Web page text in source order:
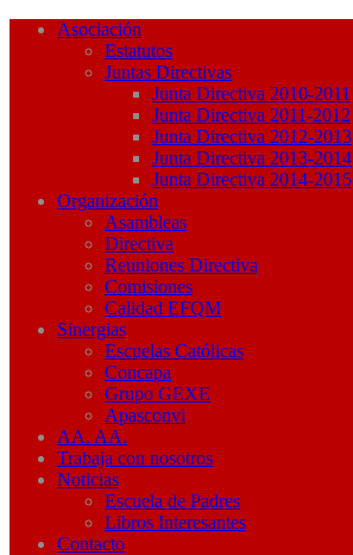
Asociación
Estatutos
Juntas Directivas
Junta Directiva 2010-2011
Junta Directiva 2011-2012
Junta Directiva 2012-2013
Junta Directiva 2013-2014
Junta Directiva 2014-2015
Organización
Asambleas
Directiva
Reuniones Directiva
Comisiones
Calidad EFQM
Sinergias
Escuelas Católicas
Concapa
Grupo GEXE
Apasconvi
AA. AA.
Trabaja con nosotros
Noticias
Escuela de Padres
Libros Interesantes
Contacto